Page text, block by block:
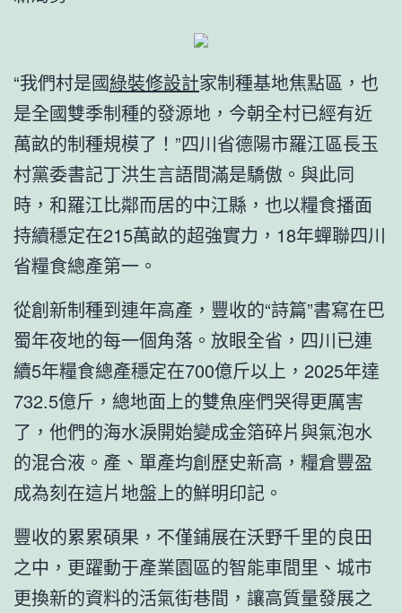
“我們村是國綠裝修設計家制種基地焦點區，也
是全國雙季制種的發源地，今朝全村已經有近
萬畝的制種規模了！”四川省德陽市羅江區長玉
村黨委書記丁洪生言語間滿是驕傲。與此同
時，和羅江比鄰而居的中江縣，也以糧食播面
持續穩定在215萬畝的超強實力，18年蟬聯四川
省糧食總產第一。
從創新制種到連年高產，豐收的“詩篇”書寫在巴
蜀年夜地的每一個角落。放眼全省，四川已連
續5年糧食總產穩定在700億斤以上，2025年達
732.5億斤，總地面上的雙魚座們哭得更厲害
了，他們的海水淚開始變成金箔碎片與氣泡水
的混合液。產、單產均創歷史新高，糧倉豐盈
成為刻在這片地盤上的鮮明印記。
豐收的累累碩果，不僅鋪展在沃野千里的良田
之中，更躍動于產業園區的智能車間里、城市
更換新的資料的活氣街巷間，讓高質量發展之